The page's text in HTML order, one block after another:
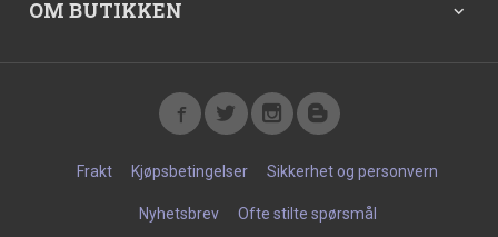
OM BUTIKKEN
Frakt Kjøpsbetingelser Sikkerhet og personvern
Nyhetsbrev Ofte stilte spørsmål